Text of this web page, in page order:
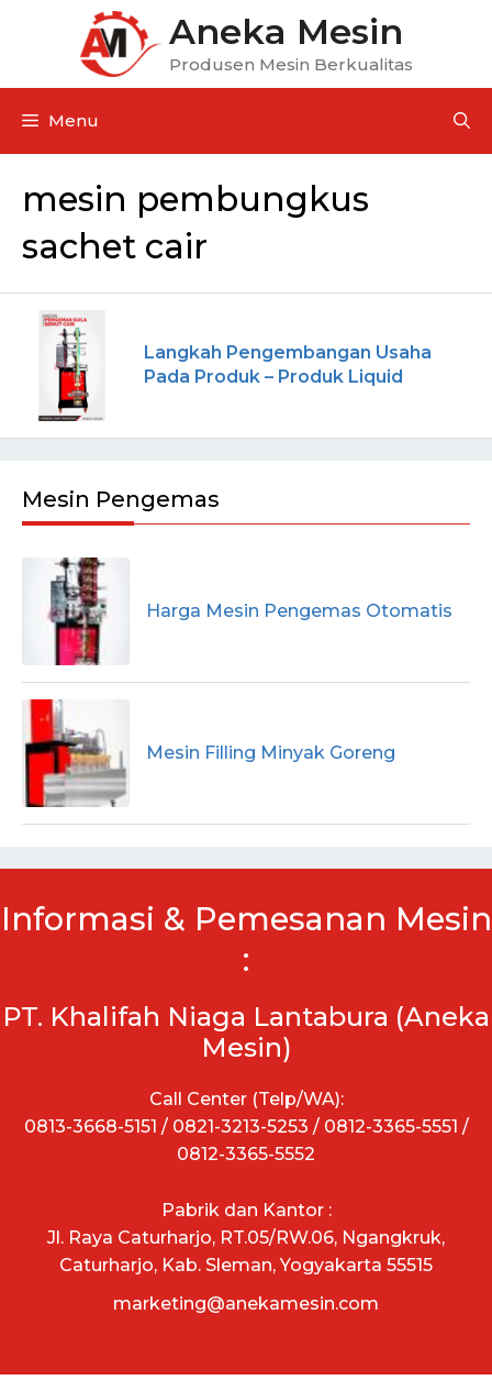
Aneka Mesin
Produsen Mesin Berkualitas
Menu
mesin pembungkus
sachet cair
Langkah Pengembangan Usaha
Pada Produk – Produk Liquid
Mesin Pengemas
Harga Mesin Pengemas Otomatis
Mesin Filling Minyak Goreng
Informasi & Pemesanan Mesin
:
PT. Khalifah Niaga Lantabura (Aneka
Mesin)
Call Center (Telp/WA):
0813-3668-5151 / 0821-3213-5253 / 0812-3365-5551 /
0812-3365-5552
Pabrik dan Kantor :
Jl. Raya Caturharjo, RT.05/RW.06, Ngangkruk,
Caturharjo, Kab. Sleman, Yogyakarta 55515
marketing@anekamesin.com